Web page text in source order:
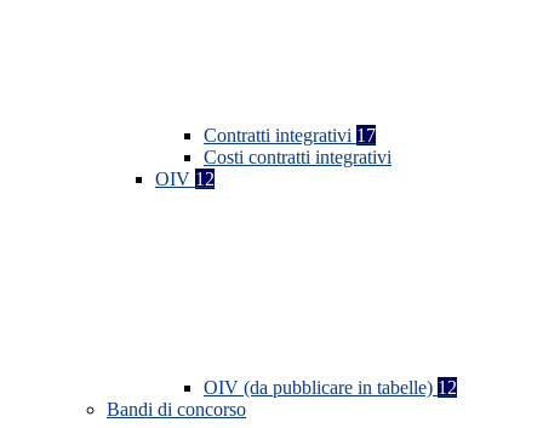
Contratti integrativi 17
Costi contratti integrativi
OIV 12
OIV (da pubblicare in tabelle) 12
Bandi di concorso